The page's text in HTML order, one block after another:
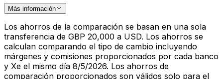
Más información
Los ahorros de la comparación se basan en una sola
transferencia de GBP 20,000 a USD. Los ahorros se
calculan comparando el tipo de cambio incluyendo
márgenes y comisiones proporcionados por cada banco
y Xe el mismo día 8/5/2026. Los ahorros de
comparación proporcionados son válidos solo para el